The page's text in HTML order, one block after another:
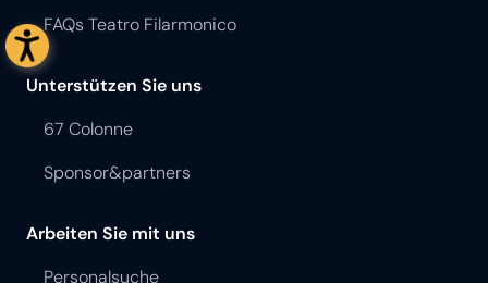
FAQs Teatro Filarmonico
Unterstützen Sie uns
67 Colonne
Sponsor&partners
Arbeiten Sie mit uns
Personalsuche